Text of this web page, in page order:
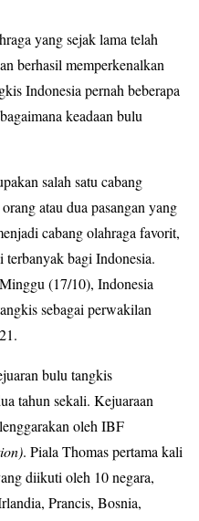
yang sejak lama telah
berhasil memperkenalkan
Indonesia pernah beberapa
keadaan bulu
salah satu cabang
atau dua pasangan yang
cabang olahraga favorit,
terbanyak bagi Indonesia.
(17/10), Indonesia
sebagai perwakilan
bulu tangkis
tahun sekali. Kejuaraan
oleh IBF
. Piala Thomas pertama kali
diikuti oleh 10 negara,
Prancis, Bosnia,